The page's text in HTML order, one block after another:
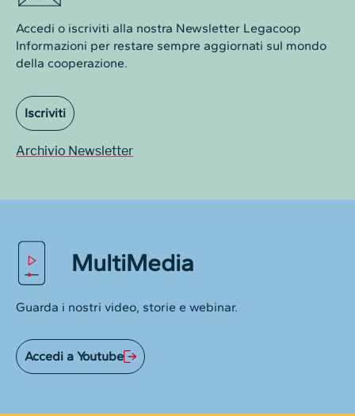
Accedi o iscriviti alla nostra Newsletter Legacoop
Informazioni per restare sempre aggiornati sul mondo
della cooperazione.
Iscriviti
Archivio Newsletter
MultiMedia
Guarda i nostri video, storie e webinar.
Accedi a Youtube